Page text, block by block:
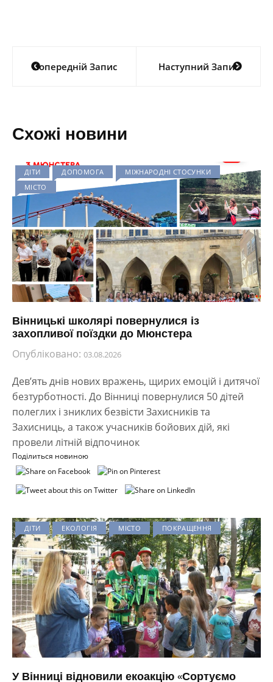
Навігація
записів
Попередній Запис Наступний Запис
Схожі новини
ДІТИ ДОПОМОГА
МІЖНАРОДНІ СТОСУНКИ
МІСТО
Вінницькі школярі повернулися із
захопливої поїздки до Мюнстера
Опубліковано: 03.08.2026
Дев’ять днів нових вражень, щирих емоцій і дитячої
безтурботності. До Вінниці повернулися 50 дітей
полеглих і зниклих безвісти Захисників та
Захисниць, а також учасників бойових дій, які
провели літній відпочинок
Поділиться новиною
ДІТИ ЕКОЛОГІЯ МІСТО ПОКРАЩЕННЯ
У Вінниці відновили екоакцію «Сортуємо